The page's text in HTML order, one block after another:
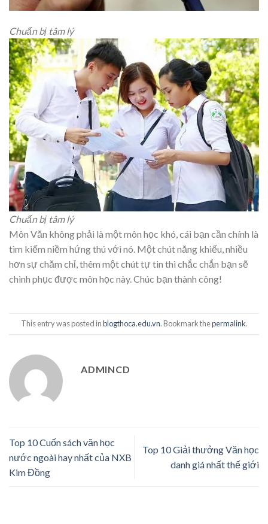
Chuẩn bị tâm lý
Chuẩn bị tâm lý
Môn Văn không phải là một môn học khó, cái bạn cần chính là
tìm kiếm niềm hứng thú với nó. Một chút năng khiếu, nhiều
hơn sự chăm chỉ, thêm một chút tự tin thì chắc chắn bạn sẽ
chinh phục được môn học này. Chúc bạn thành công!
This entry was posted inblogthoca.edu.vn. Bookmark thepermalink.
ADMINCD
Top 10 Cuốn sách văn học
nước ngoài hay nhất của NXB
Kim Đồng
Top 10 Giải thưởng Văn học
danh giá nhất thế giới